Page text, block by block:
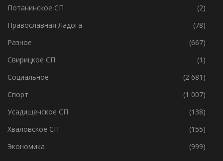
Политика
(209)
Потанинское СП
(2)
Православная Ладога
(78)
Разное
(667)
Свирицкое СП
(1)
Социальное
(2 681)
Спорт
(1 007)
Усадищенское СП
(138)
Хваловское СП
(155)